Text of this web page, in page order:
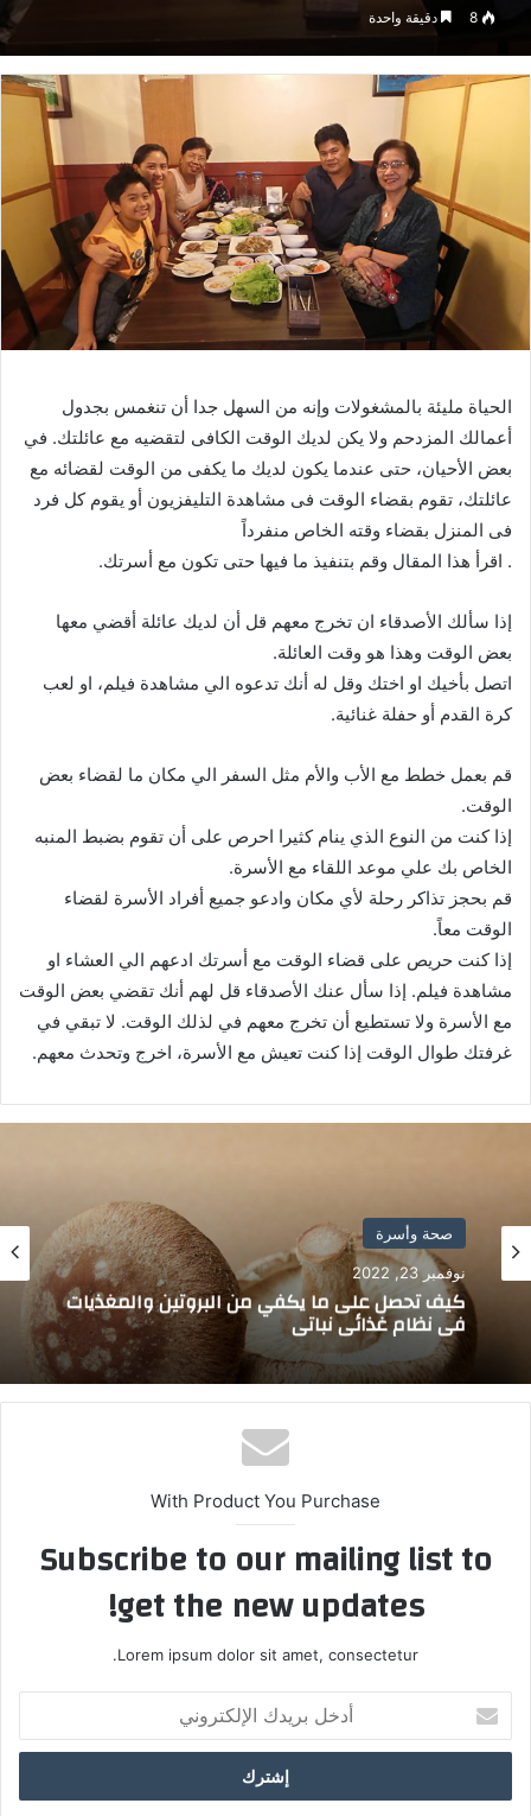
8 دقيقة واحدة
الحياة مليئة بالمشغولات وإنه من السهل جدا أن تنغمس بجدول
أعمالك المزدحم ولا يكن لديك الوقت الكافى لتقضيه مع عائلتك. في
بعض الأحيان، حتى عندما يكون لديك ما يكفى من الوقت لقضائه مع
عائلتك، تقوم بقضاء الوقت فى مشاهدة التليفزيون أو يقوم كل فرد
فى المنزل بقضاء وقته الخاص منفرداً
. اقرأ هذا المقال وقم بتنفيذ ما فيها حتى تكون مع أسرتك.
إذا سألك الأصدقاء ان تخرج معهم قل أن لديك عائلة أقضي معها
بعض الوقت وهذا هو وقت العائلة.
اتصل بأخيك او اختك وقل له أنك تدعوه الي مشاهدة فيلم، او لعب
كرة القدم أو حفلة غنائية.
قم بعمل خطط مع الأب والأم مثل السفر الي مكان ما لقضاء بعض
الوقت.
إذا كنت من النوع الذي ينام كثيرا احرص على أن تقوم بضبط المنبه
الخاص بك علي موعد اللقاء مع الأسرة.
قم بحجز تذاكر رحلة لأي مكان وادعو جميع أفراد الأسرة لقضاء
الوقت معاً.
إذا كنت حريص على قضاء الوقت مع أسرتك ادعهم الي العشاء او
مشاهدة فيلم. إذا سأل عنك الأصدقاء قل لهم أنك تقضي بعض الوقت
مع الأسرة ولا تستطيع أن تخرج معهم في لذلك الوقت. لا تبقي في
غرفتك طوال الوقت إذا كنت تعيش مع الأسرة، اخرج وتحدث معهم.
صحة وأسرة
نوفمبر 23, 2022
كيف تحصل على ما يكفي من البروتين والمغذيات
في نظام غذائي نباتي
With Product You Purchase
Subscribe to our mailing list to
get the new updates!
Lorem ipsum dolor sit amet, consectetur.
خ
ب